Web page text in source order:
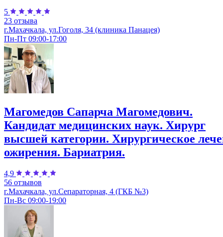
5
23 отзыва
г.Махачкала, ул.Гоголя, 34 (клиника Панацея)
Пн-Пт 09:00-17:00
Магомедов Сапарча Магомедович.
Кандидат медицинских наук. Хирург
высшей категории. Хирургическое
ожирения. Бариатрия.
4,9
56 отзывов
г.Махачкала, ул.Сепараторная, 4 (ГКБ №3)
Пн-Вс 09:00-19:00